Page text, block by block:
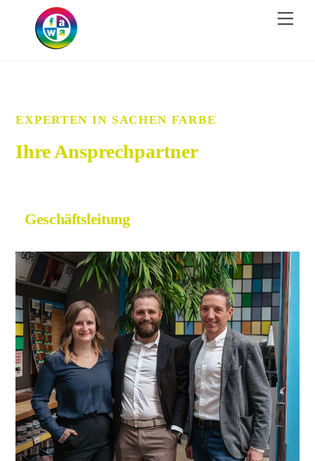
EXPERTEN IN SACHEN FARBE
Ihre Ansprechpartner
Geschäftsleitung